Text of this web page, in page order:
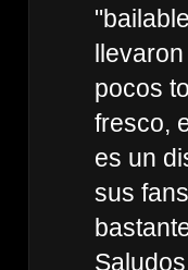
pocos
fresco,
es un
sus